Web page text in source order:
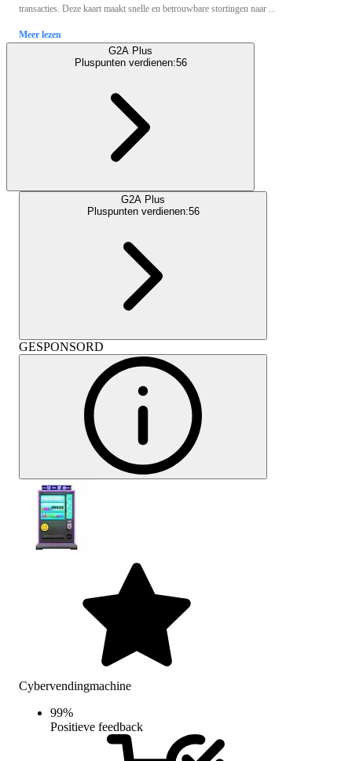
transacties. Deze kaart maakt snelle en betrouwbare stortingen naar ...
Meer lezen
G2A Plus
Pluspunten verdienen:56
G2A Plus
Pluspunten verdienen:56
GESPONSORD
Cybervendingmachine
99%
Positieve feedback